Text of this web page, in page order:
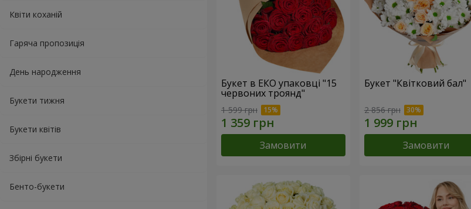
Квіти коханій
Гаряча пропозиція
День народження
Букети тижня
Букети квітів
Збірні букети
Бенто-букети
Букет в ЕКО упаковці "15
червоних троянд"
1 599 грн
Замовити
Букет "Квітковий бал"
2 856 грн
Замовити